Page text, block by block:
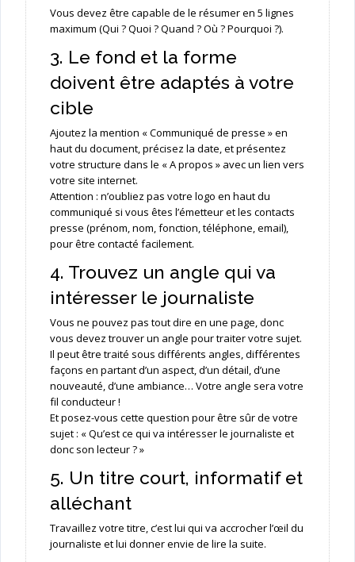
Vous devez être capable de le résumer en 5 lignes
maximum (Qui ? Quoi ? Quand ? Où ? Pourquoi ?).
3. Le fond et la forme
doivent être adaptés à votre
cible
Ajoutez la mention « Communiqué de presse » en
haut du document, précisez la date, et présentez
votre structure dans le « A propos » avec un lien vers
votre site internet.
Attention : n’oubliez pas votre logo en haut du
communiqué si vous êtes l’émetteur et les contacts
presse (prénom, nom, fonction, téléphone, email),
pour être contacté facilement.
4. Trouvez un angle qui va
intéresser le journaliste
Vous ne pouvez pas tout dire en une page, donc
vous devez trouver un angle pour traiter votre sujet.
Il peut être traité sous différents angles, différentes
façons en partant d’un aspect, d’un détail, d’une
nouveauté, d’une ambiance… Votre angle sera votre
fil conducteur !
Et posez-vous cette question pour être sûr de votre
sujet : « Qu’est ce qui va intéresser le journaliste et
donc son lecteur ? »
5. Un titre court, informatif et
alléchant
Travaillez votre titre, c’est lui qui va accrocher l’œil du
journaliste et lui donner envie de lire la suite.